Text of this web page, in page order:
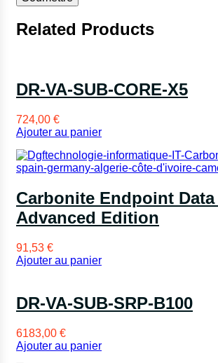
Related Products
DR-VA-SUB-CORE-X5
724,00 €
Ajouter au panier
Carbonite Endpoint
Advanced Edition
91,53 €
Ajouter au panier
DR-VA-SUB-SRP-B100
6183,00 €
Ajouter au panier